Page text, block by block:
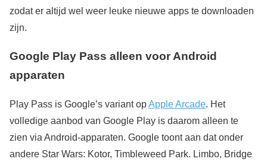
zodat er altijd wel weer leuke nieuwe apps te downloaden
zijn.
Google Play Pass alleen voor Android
apparaten
Play Pass is Google’s variant opApple Arcade. Het
volledige aanbod van Google Play is daarom alleen te
zien via Android-apparaten. Google toont aan dat onder
andere Star Wars: Kotor, Timbleweed Park. Limbo, Bridge